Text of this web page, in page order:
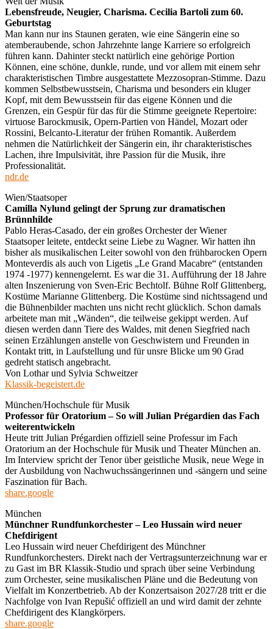
Lebensfreude, Neugier, Charisma. Cecilia Bartoli zum 60.
Geburtstag
Man kann nur ins Staunen geraten, wie eine Sängerin eine so
atemberaubende, schon Jahrzehnte lange Karriere so erfolgreich
führen kann. Dahinter steckt natürlich eine gehörige Portion
Können, eine schöne, dunkle, runde, und vor allem mit einem sehr
charakteristischen Timbre ausgestattete Mezzosopran-Stimme. Dazu
kommen Selbstbewusstsein, Charisma und besonders ein kluger
Kopf, mit dem Bewusstsein für das eigene Können und die
Grenzen, ein Gespür für das für die Stimme geeignete Repertoire:
virtuose Barockmusik, Opern-Partien von Händel, Mozart oder
Rossini, Belcanto-Literatur der frühen Romantik. Außerdem
nehmen die Natürlichkeit der Sängerin ein, ihr charakteristisches
Lachen, ihre Impulsivität, ihre Passion für die Musik, ihre
Professionalität.
ndr.de
Wien/Staatsoper
Camilla Nylund gelingt der Sprung zur dramatischen
Brünnhilde
Pablo Heras-Casado, der ein großes Orchester der Wiener
Staatsoper leitete, entdeckt seine Liebe zu Wagner. Wir hatten ihn
bisher als musikalischen Leiter sowohl von den frühbarocken Opern
Monteverdis als auch von Ligetis „Le Grand Macabre“ (entstanden
1974 -1977) kennengelernt. Es war die 31. Aufführung der 18 Jahre
alten Inszenierung von Sven-Eric Bechtolf. Bühne Rolf Glittenberg,
Kostüme Marianne Glittenberg. Die Kostüme sind nichtssagend und
die Bühnenbilder machten uns nicht recht glücklich. Schon damals
arbeitete man mit „Wänden“, die teilweise gekippt werden. Auf
diesen werden dann Tiere des Waldes, mit denen Siegfried nach
seinen Erzählungen anstelle von Geschwistern und Freunden in
Kontakt tritt, in Laufstellung und für unsre Blicke um 90 Grad
gedreht statisch angebracht.
Von Lothar und Sylvia Schweitzer
Klassik-begeistert.de
München/Hochschule für Musik
Professor für Oratorium – So will Julian Prégardien das Fach
weiterentwickeln
Heute tritt Julian Prégardien offiziell seine Professur im Fach
Oratorium an der Hochschule für Musik und Theater München an.
Im Interview spricht der Tenor über geistliche Musik, neue Wege in
der Ausbildung von Nachwuchssängerinnen und -sängern und seine
Faszination für Bach.
share.google
München
Münchner Rundfunkorchester – Leo Hussain wird neuer
Chefdirigent
Leo Hussain wird neuer Chefdirigent des Münchner
Rundfunkorchesters. Direkt nach der Vertragsunterzeichnung war er
zu Gast im BR Klassik-Studio und sprach über seine Verbindung
zum Orchester, seine musikalischen Pläne und die Bedeutung von
Vielfalt im Konzertbetrieb. Ab der Konzertsaison 2027/28 tritt er die
Nachfolge von Ivan Repušić offiziell an und wird damit der zehnte
Chefdirigent des Klangkörpers.
share.google